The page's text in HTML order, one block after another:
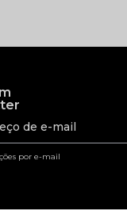
de e-mail
por e-mail